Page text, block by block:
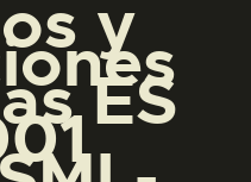
y
ES